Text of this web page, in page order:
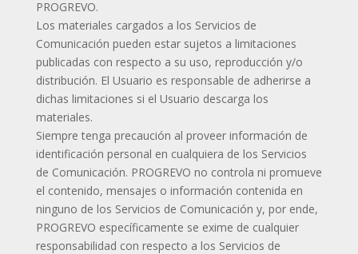
PROGREVO.
Los materiales cargados a los Servicios de
Comunicación pueden estar sujetos a limitaciones
publicadas con respecto a su uso, reproducción y/o
distribución. El Usuario es responsable de adherirse a
dichas limitaciones si el Usuario descarga los
materiales.
Siempre tenga precaución al proveer información de
identificación personal en cualquiera de los Servicios
de Comunicación. PROGREVO no controla ni promueve
el contenido, mensajes o información contenida en
ninguno de los Servicios de Comunicación y, por ende,
PROGREVO específicamente se exime de cualquier
responsabilidad con respecto a los Servicios de